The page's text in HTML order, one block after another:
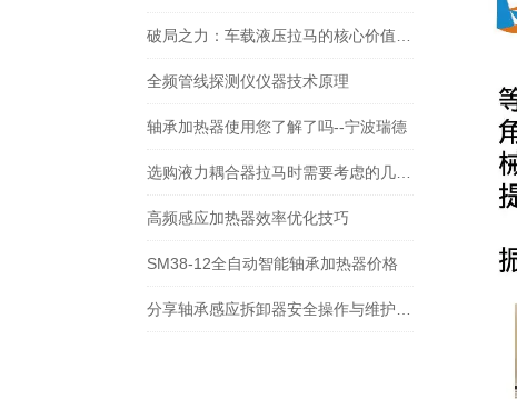
全频管线探测仪仪器技术原理
轴承加热器使用您了解了吗--宁波瑞德
高频感应加热器效率优化技巧
SM38-12全自动智能轴承加热器价格